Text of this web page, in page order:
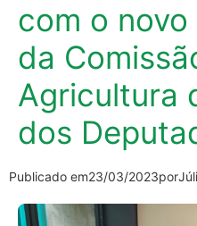
com o
da
Agricultura
dos
Publicado em23/03/2023por